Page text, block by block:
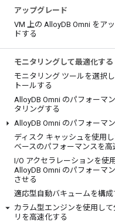
アップグレード
VM 上の AlloyDB Omni をア
ドする
モニタリングして最適化する
モニタリング ツールを選択
トールする
AlloyDB Omni のパフォーマ
タリングする
AlloyDB Omni のパフォーマ
ディスク キャッシュを使用
ベースのパフォーマンスを高
I/O アクセラレーションを使
AlloyDB Omni のパフォーマ
させる
適応型自動バキュームを構成
カラム型エンジンを使用して
リを高速化する